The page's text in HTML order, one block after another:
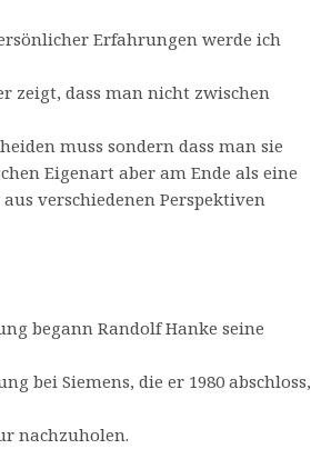
Erfahrungen werde ich
zeigt, dass man nicht zwischen
muss sondern dass man sie
Eigenart aber am Ende als eine
verschiedenen Perspektiven
begann Randolf Hanke seine
bei Siemens, die er 1980 abschloss,
nachzuholen.